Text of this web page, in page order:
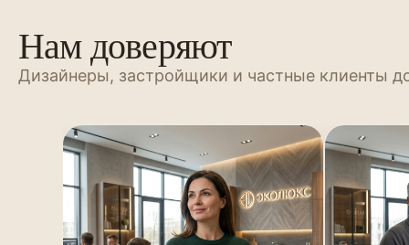
Нам доверяют
Дизайнеры, застройщики и частные клиенты